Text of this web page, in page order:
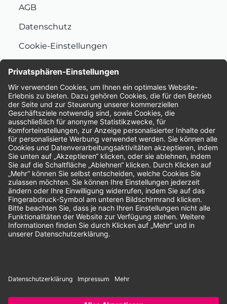
AGB
Datenschutz
Cookie-Einstellungen
Bewertungen
Unsere Zahlungsarten:
Rechnung SEPA-Lastschrift Vorkasse